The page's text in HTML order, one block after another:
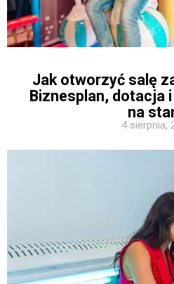
Jak otworzyć salę
Biznesplan, dotacja
na
4 sierpnia,